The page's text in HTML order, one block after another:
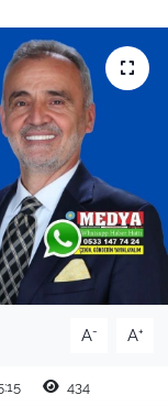
A- A+
434